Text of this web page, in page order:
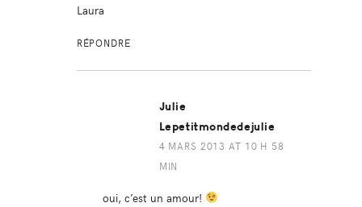
Laura
RÉPONDRE
Julie
Lepetitmondedejulie
4 MARS 2013 AT 10 H 58
MIN
oui, c’est un amour!